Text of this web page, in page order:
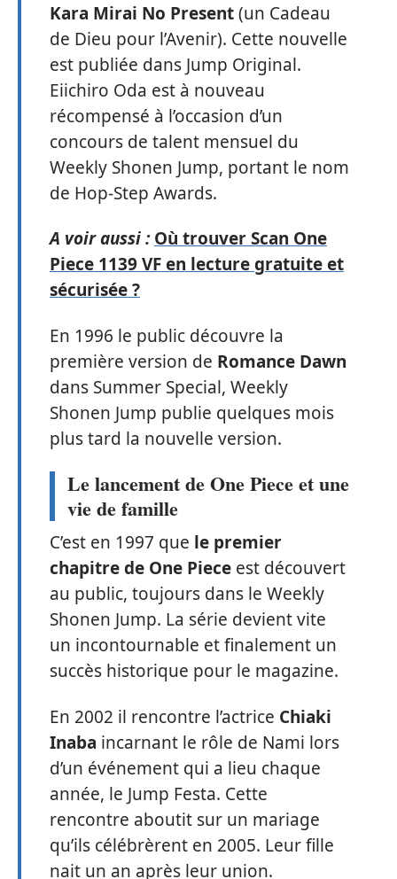
Kara Mirai No Present(un Cadeau
de Dieu pour l’Avenir). Cette nouvelle
est publiée dans Jump Original.
Eiichiro Oda est à nouveau
récompensé à l’occasion d’un
concours de talent mensuel du
Weekly Shonen Jump, portant le nom
de Hop-Step Awards.
A voir aussi : Où trouver Scan One
Piece 1139 VF en lecture gratuite et
sécurisée ?
En 1996 le public découvre la
première version de Romance Dawn
dans Summer Special, Weekly
Shonen Jump publie quelques mois
plus tard la nouvelle version.
Le lancement de One Piece et une
vie de famille
C’est en 1997 que le premier
chapitre de One Piece est découvert
au public, toujours dans le Weekly
Shonen Jump. La série devient vite
un incontournable et finalement un
succès historique pour le magazine.
En 2002 il rencontre l’actrice Chiaki
Inaba incarnant le rôle de Nami lors
d’un événement qui a lieu chaque
année, le Jump Festa. Cette
rencontre aboutit sur un mariage
qu’ils célébrèrent en 2005. Leur fille
nait un an après leur union.